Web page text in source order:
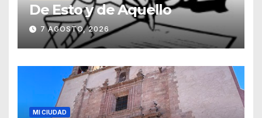
De Esto y de Aquello
7 AGOSTO, 2026
MI CIUDAD